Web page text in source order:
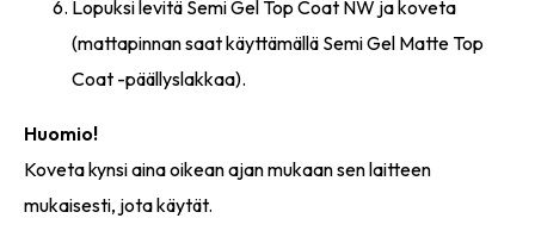
Lopuksi levitä Semi Gel Top Coat NW ja koveta
(mattapinnan saat käyttämällä Semi Gel Matte Top
Coat -päällyslakkaa).
Huomio!
Koveta kynsi aina oikean ajan mukaan sen laitteen
mukaisesti, jota käytät.